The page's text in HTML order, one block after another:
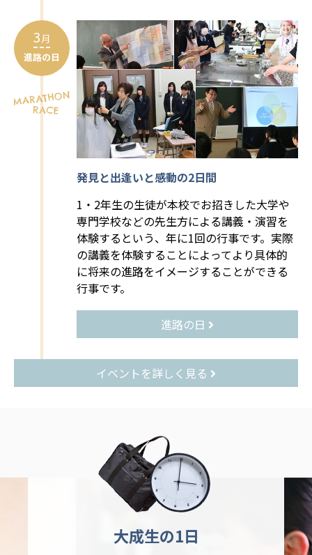
3月
進路の日
発見と出逢いと感動の2日間
1・2年生の生徒が本校でお招きした大学や
専門学校などの先生方による講義・演習を
体験するという、年に1回の行事です。実際
の講義を体験することによってより具体的
に将来の進路をイメージすることができる
行事です。
進路の日
イベントを詳しく見る
大成生の1日